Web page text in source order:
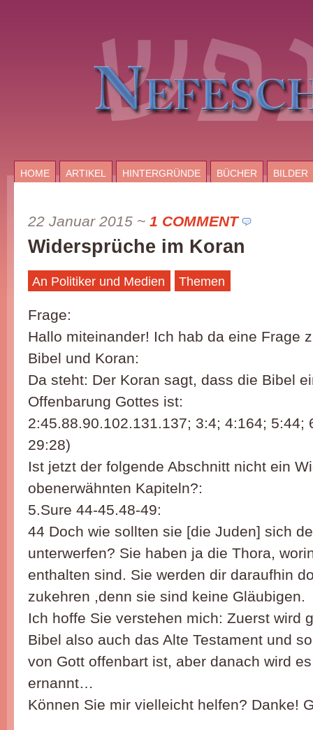
HOME ARTIKEL HINTERGRÜNDE BÜCHER BILDER
22 Januar 2015 ~ 1 COMMENT
Widersprüche im Koran
An Politiker und Medien Themen
Frage:
Hallo miteinander! Ich hab da eine Frage
Bibel und Koran:
Da steht: Der Koran sagt, dass die Bibel
Offenbarung Gottes ist:
2:45.88.90.102.131.137; 3:4; 4:164; 5:44;
29:28)
Ist jetzt der folgende Abschnitt nicht ein
obenerwähnten Kapiteln?:
5.Sure 44-45.48-49:
44 Doch wie sollten sie [die Juden] sich
unterwerfen? Sie haben ja die Thora,
enthalten sind. Sie werden dir daraufhin
zukehren ,denn sie sind keine Gläubigen.
Ich hoffe Sie verstehen mich: Zuerst wird
Bibel also auch das Alte Testament und
von Gott offenbart ist, aber danach wird
ernannt…
Können Sie mir vielleicht helfen? Danke!